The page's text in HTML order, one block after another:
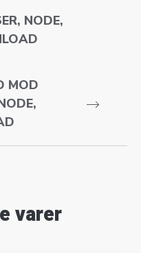
NODE,
MOD
varer